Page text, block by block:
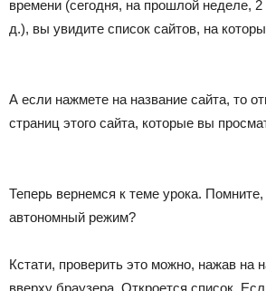
времени (сегодня, на прошлой неделе, 2
д.), вы увидите список сайтов, на
А если нажмете на название сайта, то
страниц этого сайта, которые вы
Теперь вернемся к теме урока.
автономный режим?
Кстати, проверить это можно, нажав на